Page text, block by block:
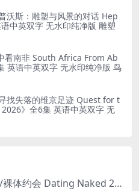
沃斯：雕塑与风景的对话 Hep
中英双字 无水印纯净版 雕塑
看南非 South Africa From Ab
英语中英双字 无水印纯净版 鸟
找失落的维京足迹 Quest for t
》全6集 英语中英双字 无
美国纪录片《裸体相亲/裸体约会 Dating Naked 2014-2016》第1-3季全33集 英语中英双字 无水印纯净版 1080P/MKV/85.6G 裸体相亲真人秀